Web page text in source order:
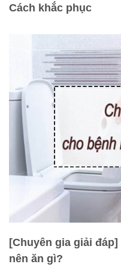
Cách khắc phục
[Chuyên gia giải
nên ăn gì?